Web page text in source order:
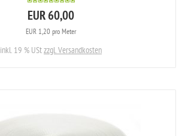
EUR 60,00
EUR 1,20 pro Meter
inkl. 19 % UStzzgl. Versandkosten